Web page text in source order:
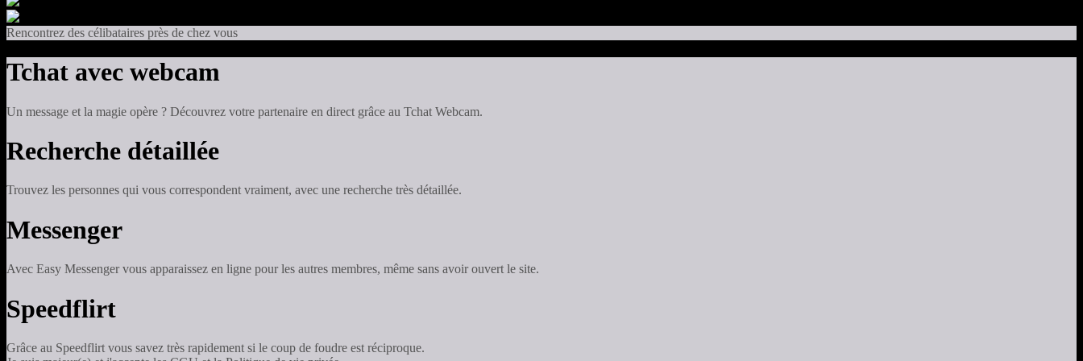
Rencontrez des célibataires près de chez vous
Tchat avec webcam
Un message et la magie opère ? Découvrez votre partenaire en direct grâce au Tchat Webcam.
Recherche détaillée
Trouvez les personnes qui vous correspondent vraiment, avec une recherche très détaillée.
Messenger
Avec Easy Messenger vous apparaissez en ligne pour les autres membres, même sans avoir ouvert le site.
Speedflirt
Grâce au Speedflirt vous savez très rapidement si le coup de foudre est réciproque.